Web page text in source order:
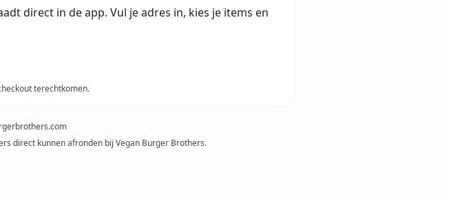
direct in de app. Vul je adres in, kies je items en
terechtkomen.
direct kunnen afronden bij Vegan Burger Brothers.